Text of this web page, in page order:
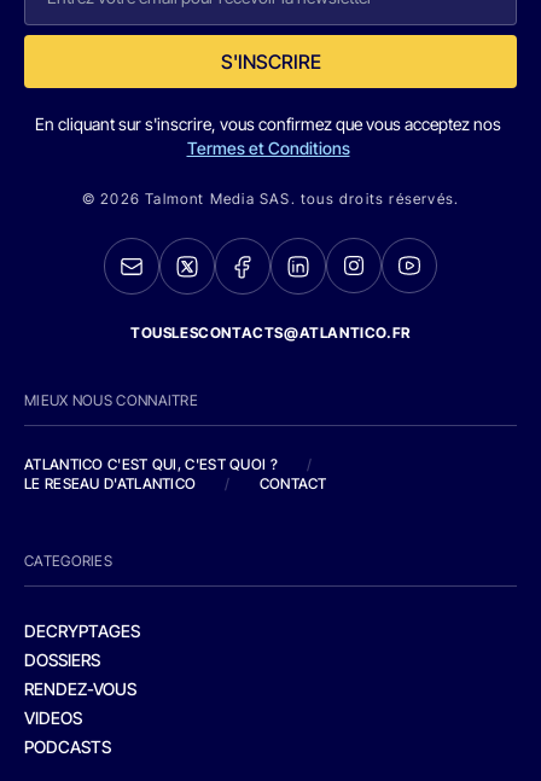
S'INSCRIRE
En cliquant sur s'inscrire, vous confirmez que vous acceptez nos
Termes et Conditions
© 2026 Talmont Media SAS. tous droits réservés.
TOUSLESCONTACTS@ATLANTICO.FR
MIEUX NOUS CONNAITRE
ATLANTICO C'EST QUI, C'EST QUOI ?
/
LE RESEAU D'ATLANTICO
/ CONTACT
CATEGORIES
DECRYPTAGES
DOSSIERS
RENDEZ-VOUS
VIDEOS
PODCASTS